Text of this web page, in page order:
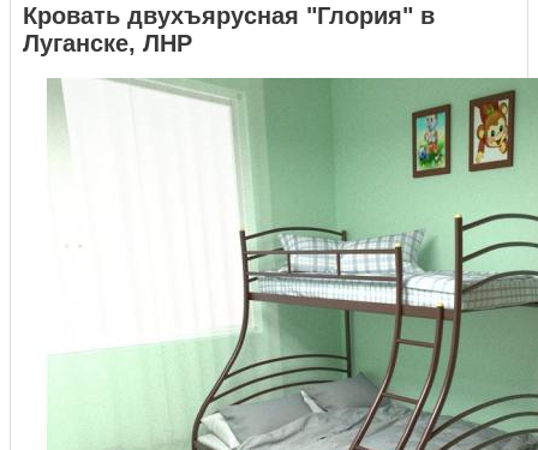
Кровать двухъярусная "Глория" в
Луганске, ЛНР